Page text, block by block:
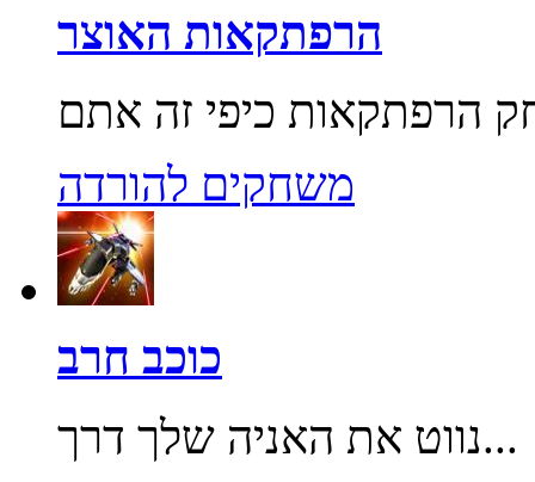
הרפתקאות האוצר
משחקים להורדה
כוכב חרב
נווט את האניה שלך דרך...